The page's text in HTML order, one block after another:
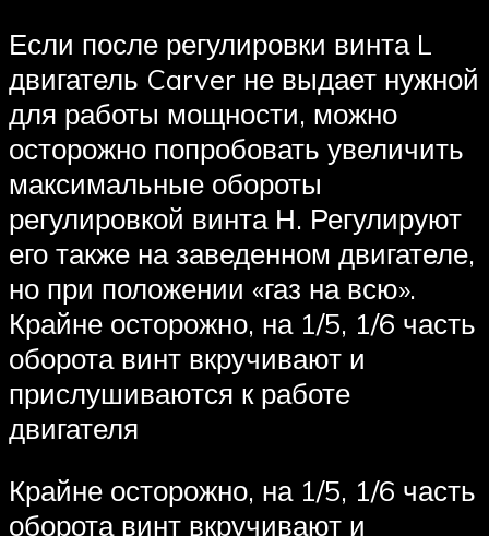
Если после регулировки винта L
двигатель Carver не выдает нужной
для работы мощности, можно
осторожно попробовать увеличить
максимальные обороты
регулировкой винта Н. Регулируют
его также на заведенном двигателе,
но при положении «газ на всю».
Крайне осторожно, на 1/5, 1/6 часть
оборота винт вкручивают и
прислушиваются к работе
двигателя
Крайне осторожно, на 1/5, 1/6 часть
оборота винт вкручивают и